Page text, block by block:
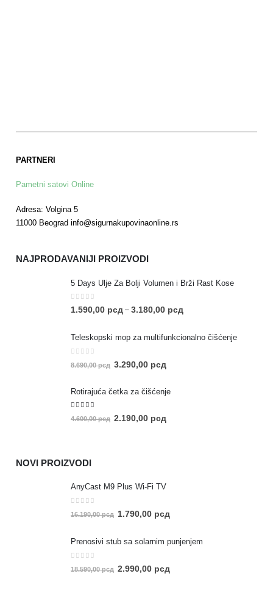
PARTNERI
Pametni satovi Online
Adresa: Volgina 5
11000 Beograd info@sigurnakupovinaonline.rs
NAJPRODAVANIJI PROIZVODI
5 Days Ulje Za Bolji Volumen i Brži Rast Kose
0 out of 5
1.590,00 рсд – 3.180,00 рсд
Teleskopski mop za multifunkcionalno čišćenje
8.690,00рсд 3.290,00 рсд
Rotirajuća četka za čišćenje
5.00out of 5
4.600,00рсд 2.190,00 рсд
NOVI PROIZVODI
AnyCast M9 Plus Wi-Fi TV
16.190,00рсд 1.790,00 рсд
Prenosivi stub sa solarnim punjenjem
18.590,00рсд 2.990,00 рсд